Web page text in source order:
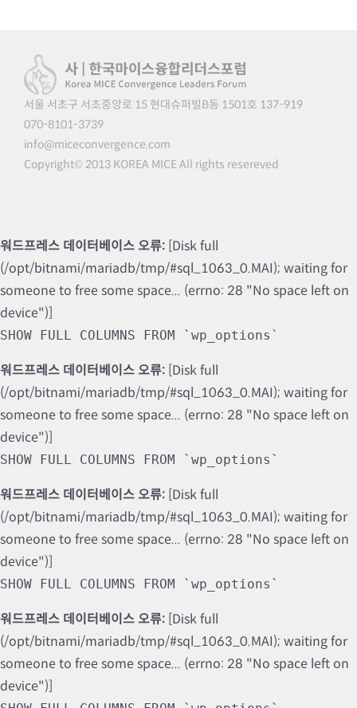
서울 서초구 서초중앙로 15 현대슈퍼빌B동 1501호 137-919
070-8101-3739
info@miceconvergence.com
Copyright© 2013 KOREA MICE All rights resereved
워드프레스 데이터베이스 오류: [Disk full
(/opt/bitnami/mariadb/tmp/#sql_1063_0.MAI); waiting for
someone to free some space... (errno: 28 "No space left on
device")]
SHOW FULL COLUMNS FROM `wp_options`
워드프레스 데이터베이스 오류: [Disk full
(/opt/bitnami/mariadb/tmp/#sql_1063_0.MAI); waiting for
someone to free some space... (errno: 28 "No space left on
device")]
SHOW FULL COLUMNS FROM `wp_options`
워드프레스 데이터베이스 오류: [Disk full
(/opt/bitnami/mariadb/tmp/#sql_1063_0.MAI); waiting for
someone to free some space... (errno: 28 "No space left on
device")]
SHOW FULL COLUMNS FROM `wp_options`
워드프레스 데이터베이스 오류: [Disk full
(/opt/bitnami/mariadb/tmp/#sql_1063_0.MAI); waiting for
someone to free some space... (errno: 28 "No space left on
device")]